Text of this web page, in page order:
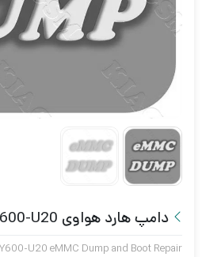
دامپ هارد هواوی Y600-U20 رایگان
U20 eMMC Dump and Boot Repair